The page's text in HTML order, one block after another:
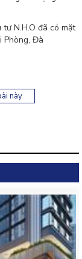
N.H.O đã có mặt
Phòng, Đà
này